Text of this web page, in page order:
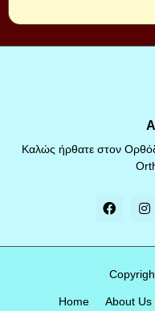
Καλώς ήρθατε στον
Home About Us